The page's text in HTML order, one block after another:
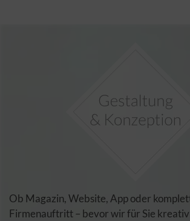
Ob Magazin, Website, App oder
Firmenauftritt – bevor wir für Sie